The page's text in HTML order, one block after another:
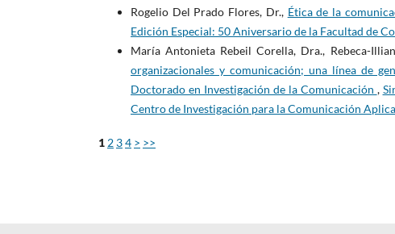
Rogelio Del Prado Flores, Dr., Ética de la
Edición Especial: 50 Aniversario de la Facultad de
María Antonieta Rebeil Corella, Dra., Rebeca-
organizacionales y comunicación; una línea de
Doctorado en Investigación de la Comunicación ,
Centro de Investigación para la Comunicación
1 2 34 > >>